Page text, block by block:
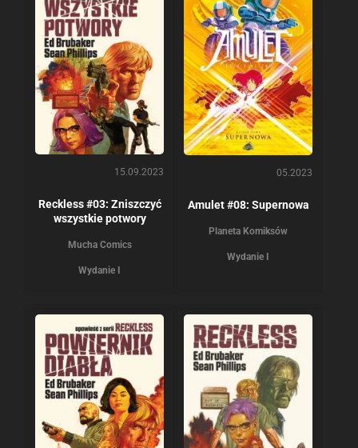
15.09.2023
Reckless #03: Zniszczyć
wszystkie potwory
Mucha Comics
Wydanie I
05.2023
Amulet #08: Supernowa
Planeta Komiksów
Wydanie I